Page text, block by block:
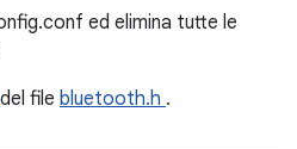
ed elimina tutte le
del file bluetooth.h .